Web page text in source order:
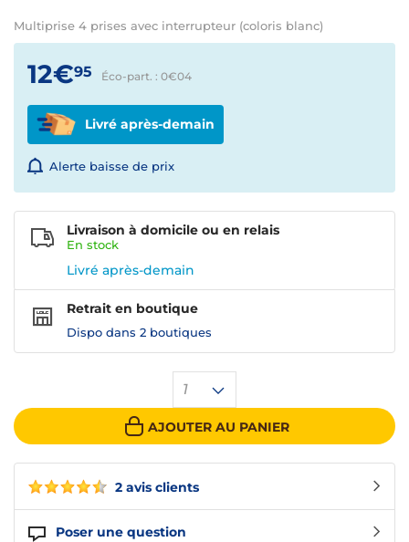
Multiprise 4 prises avec interrupteur (coloris blanc)
2 avis clients
Poser une question
12€95 Éco-part. : 0€04
Livré après-demain
Alerte baisse de prix
1
AJOUTER AU PANIER
Livraison à domicile ou en relais
En stock
Livré après-demain
Retrait en boutique
Dispo dans 2 boutiques